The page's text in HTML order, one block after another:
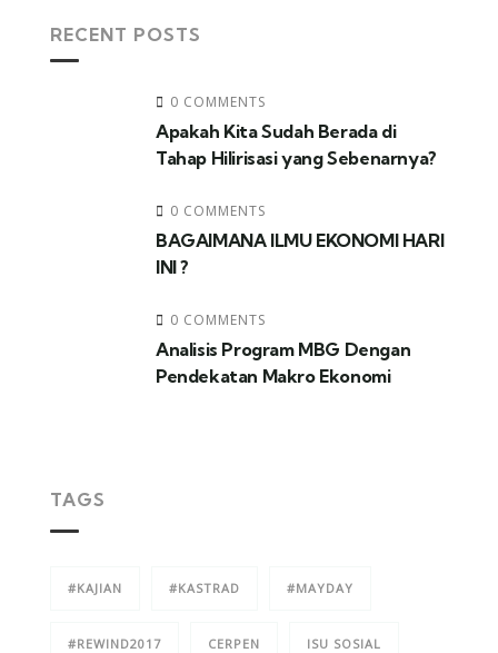
RECENT POSTS
0 COMMENTS
Apakah Kita Sudah Berada di
Tahap Hilirisasi yang Sebenarnya?
0 COMMENTS
BAGAIMANA ILMU EKONOMI HARI
INI ?
0 COMMENTS
Analisis Program MBG Dengan
Pendekatan Makro Ekonomi
TAGS
#KAJIAN #KASTRAD #MAYDAY
#REWIND2017 CERPEN ISU SOSIAL